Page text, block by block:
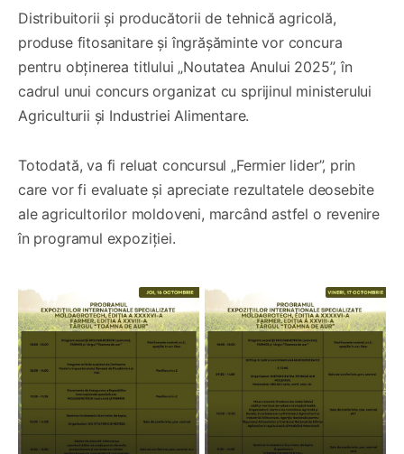
Distribuitorii și producătorii de tehnică agricolă,
produse fitosanitare și îngrășăminte vor concura
pentru obținerea titlului „Noutatea Anului 2025”, în
cadrul unui concurs organizat cu sprijinul ministerului
Agriculturii și Industriei Alimentare.
Totodată, va fi reluat concursul „Fermier lider”, prin
care vor fi evaluate și apreciate rezultatele deosebite
ale agricultorilor moldoveni, marcând astfel o revenire
în programul expoziției.